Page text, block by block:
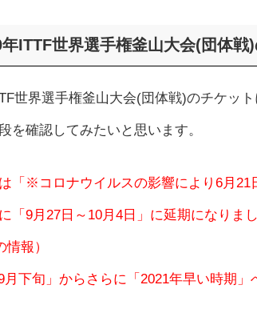
年ITTF世界選手権釜山大会(団体戦
世界選手権釜山大会(団体戦)のチケッ
を確認してみたいと思います。
「※コロナウイルスの影響により6月21
「9月27日～10月4日」に延期になりま
情報）
下旬」からさらに「2021年早い時期」